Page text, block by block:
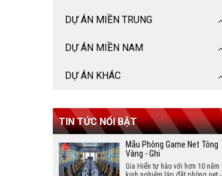
Hà Nội
Phú Thọ
Hòa Bình
Bắc Ninh
Hải Dương
DỰ ÁN MIỀN TRUNG
Nghệ An
Quảng Bình
Quảng Trị
DỰ ÁN MIỀN NAM
Kiên Giang
Đồng Nai
DỰ ÁN KHÁC
TIN TỨC NỔI BẬT
Mẫu Phòng Game Net Tông
Vàng - Ghi
Gia Hiến tự hào với hơn 10 năm